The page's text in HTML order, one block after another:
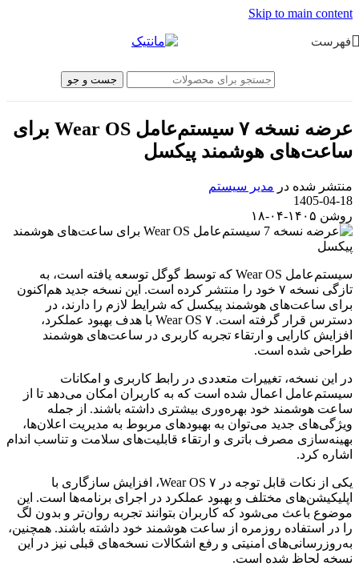
Skip to main content
فهرست
جست و جو
عرضه نسخه ۷ سیستم‌عامل Wear OS برای
ساعت‌های هوشمند پیکسل
منتشر شده در مدیر سیستم
1405-04-18
روشن ۱۴۰۵-۰۴-۱۸
سیستم‌عامل Wear OS که توسط گوگل توسعه یافته است، به
تازگی نسخه ۷ خود را منتشر کرده است. این نسخه جدید هم‌اکنون
برای ساعت‌های هوشمند پیکسل که شرایط لازم را دارند، در
دسترس قرار گرفته است. Wear OS ۷ با هدف بهبود عملکرد،
افزایش کارایی و ارتقاء تجربه کاربری در ساعت‌های هوشمند
طراحی شده است.
در این نسخه، تغییرات متعددی در رابط کاربری و امکانات
سیستم‌عامل اعمال شده است که به کاربران امکان می‌دهد تا از
ساعت هوشمند خود بهره‌وری بیشتری داشته باشند. از جمله
ویژگی‌های جدید می‌توان به بهبودهای مربوط به مدیریت اعلان‌ها،
بهینه‌سازی مصرف باتری و ارتقاء قابلیت‌های سلامت و تناسب اندام
اشاره کرد.
یکی از نکات قابل توجه در Wear OS ۷، افزایش سازگاری با
اپلیکیشن‌های مختلف و بهبود عملکرد در اجرای برنامه‌ها است. این
موضوع باعث می‌شود که کاربران بتوانند تجربه روان‌تر و بدون لگ
را در استفاده روزمره از ساعت هوشمند خود داشته باشند. همچنین،
به‌روزرسانی‌های امنیتی و رفع اشکالات نسخه‌های قبلی نیز در این
نسخه لحاظ شده است.